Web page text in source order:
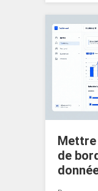
Mettre
de